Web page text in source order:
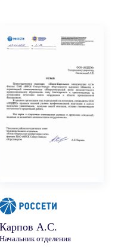
Карпов А.С.
Начальник отделения